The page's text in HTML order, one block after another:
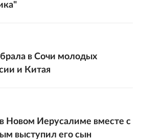
в Сочи молодых
и Китая
Новом Иерусалиме вместе с
выступил его сын